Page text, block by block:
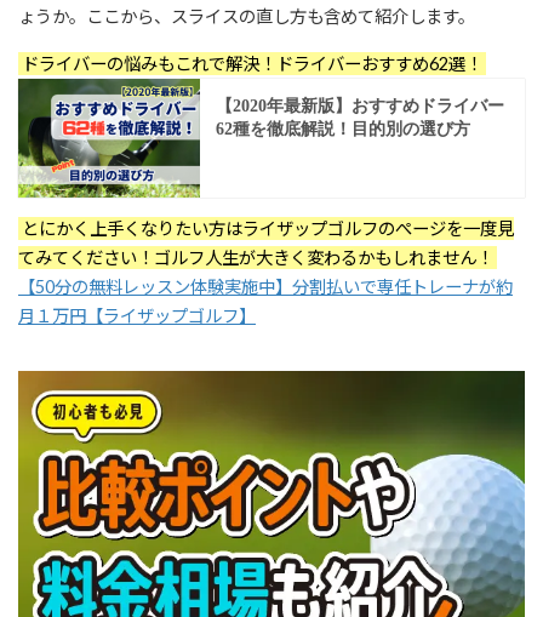
ょうか。ここから、スライスの直し方も含めて紹介します。
ドライバーの悩みもこれで解決！ドライバーおすすめ62選！
とにかく上手くなりたい方はライザップゴルフのぺージを一度見
てみてください！ゴルフ人生が大きく変わるかもしれません！
【50分の無料レッスン体験実施中】分割払いで専任トレーナが約
月１万円【ライザップゴルフ】